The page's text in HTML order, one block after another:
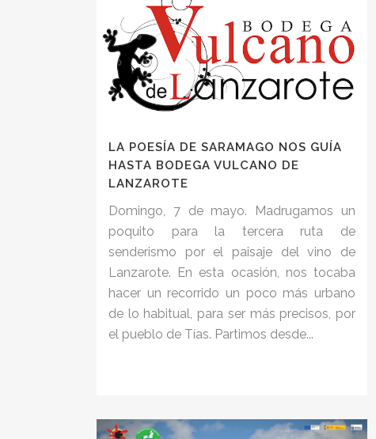
LA POESÍA DE SARAMAGO NOS GUÍA
HASTA BODEGA VULCANO DE
LANZAROTE
Domingo, 7 de mayo. Madrugamos un
poquito para la tercera ruta de
senderismo por el paisaje del vino de
Lanzarote. En esta ocasión, nos tocaba
hacer un recorrido un poco más urbano
de lo habitual, para ser más precisos, por
el pueblo de Tías. Partimos desde...